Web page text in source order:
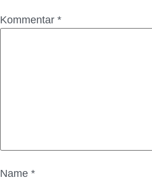
Kommentar *
Name *